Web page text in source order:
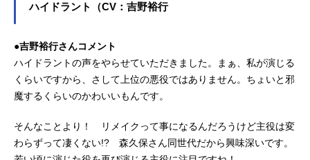
ハイドラント（CV：吉野裕行
●吉野裕行さんコメント
ハイドラントの声をやらせていただきました。まぁ、私が演じる
くらいですから、さして上位の悪役ではありません。ちょいと邪
魔するくらいのかわいいもんです。
そんなことより！ リメイクって事になるんだろうけど主役は変
わらずって凄くない!? 森久保さん同世代だから興味深いです。